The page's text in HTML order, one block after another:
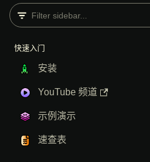
文档首页
快速入门
安装
YouTube 频道
示例演示
速查表